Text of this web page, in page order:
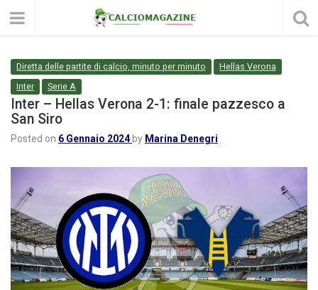
Diretta delle partite di calcio, minuto per minuto
Hellas Verona
Inter
Serie A
Inter – Hellas Verona 2-1: finale pazzesco a
San Siro
Posted on 6 Gennaio 2024 by Marina Denegri